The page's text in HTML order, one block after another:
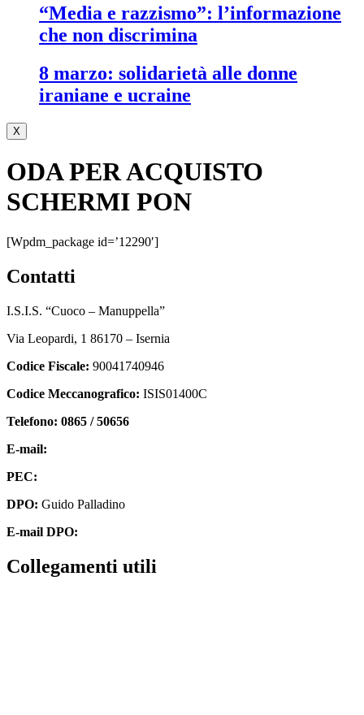
“media e razzismo”: l’informazione
che non discrimina
8 marzo: solidarietà alle donne
iraniane e ucraine
X
ODA PER ACQUISTO
SCHERMI PON
[wpdm_package id=’12290′]
contatti
I.S.I.S. “Cuoco – Manuppella”
Via Leopardi, 1 86170 – Isernia
Codice Fiscale: 90041740946
Codice Meccanografico: ISIS01400C
Telefono: 0865 / 50656
E-mail:
PEC:
DPO: Guido Palladino
E-mail DPO:
collegamenti utili